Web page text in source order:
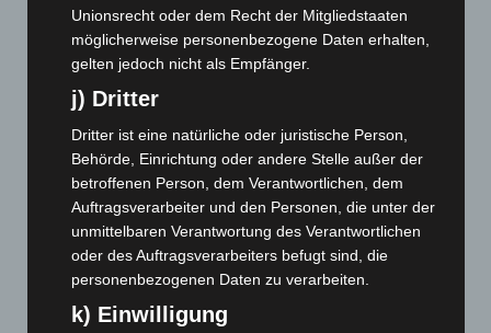
November 2024(94)
Oktober 2024(93)
September 2024(112)
August 2024
(107)
Juli 2024(89)
Juni 2024(107)
(149)
April 2024(102)
März 2024(103)
Februar 2024(103)
Unionsrecht oder dem Recht der Mitgliedstaaten
möglicherweise personenbezogene Daten erhalten,
gelten jedoch nicht als Empfänger.
j) Dritter
Dritter ist eine natürliche oder juristische Person,
Behörde, Einrichtung oder andere Stelle außer der
betroffenen Person, dem Verantwortlichen, dem
Auftragsverarbeiter und den Personen, die unter der
unmittelbaren Verantwortung des Verantwortlichen
oder des Auftragsverarbeiters befugt sind, die
personenbezogenen Daten zu verarbeiten.
k) Einwilligung